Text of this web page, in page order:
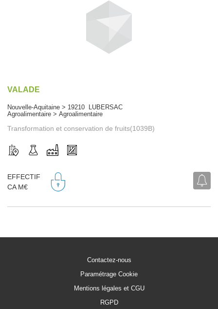
VALADE
Nouvelle-Aquitaine > 19210 LUBERSAC
Agroalimentaire > Agroalimentaire
Transformation et conservation de fruits(1039B)
EFFECTIF
CA M€
Contactez-nous
Paramétrage Cookie
Mentions légales et CGU
RGPD